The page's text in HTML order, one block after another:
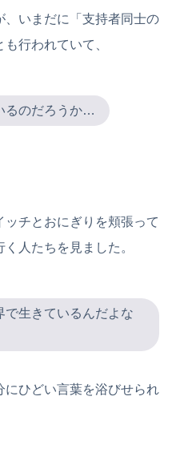
いまだに「支持者同士の
行われていて、
るのだろうか…
チとおにぎりを頬張って
人たちを見ました。
で生きているんだよな
にひどい言葉を浴びせられ